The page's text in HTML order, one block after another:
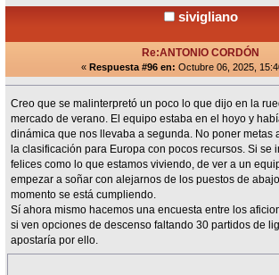
sivigliano
Re:ANTONIO CORDÓN
« Respuesta #96 en: Octubre 06, 2025,
Creo que se malinterpretó un poco lo que dijo en la
mercado de verano. El equipo estaba en el hoyo y
dinámica que nos llevaba a segunda. No poner metas
la clasificación para Europa con pocos recursos. Si se
felices como lo que estamos viviendo, de ver a un
empezar a soñar con alejarnos de los puestos de
momento se está cumpliendo.
Sí ahora mismo hacemos una encuesta entre los
si ven opciones de descenso faltando 30 partidos de
apostaría por ello.